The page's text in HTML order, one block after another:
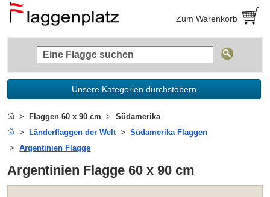
Zum Warenkorb
Unsere Kategorien durchstöbern
Flaggen 60 x 90 cm
Südamerika
Länderflaggen der Welt
Südamerika Flaggen
Argentinien Flagge
Argentinien Flagge 60 x 90 cm